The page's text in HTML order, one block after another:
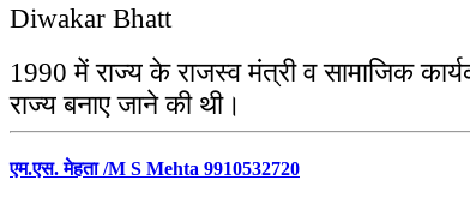
Diwakar Bhatt
1990 में राज्य के राजस्व मंत्री व सामाजिक
राज्य बनाए जाने की थी।
एम.एस. मेहता /M S Mehta 9910532720